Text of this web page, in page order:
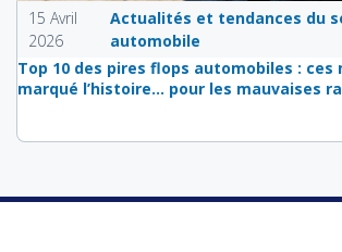
15 Avril
2026
Actualités et tendances du
automobile
Top 10 des pires flops automobiles : ces
marqué l’histoire… pour les mauvaises